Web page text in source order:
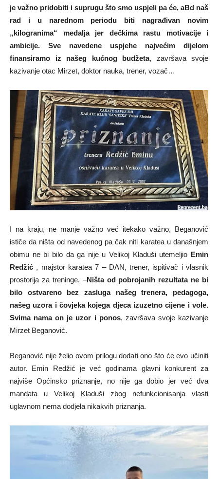
je važno pridobiti i suprugu što smo uspjeli pa će, aBd naš
rad i u narednom periodu biti nagrađivan novim
„kilogranima“ medalja jer dečkima rastu motivacije i
ambicije. Sve navedene uspjehe najvećim dijelom
finansiramo iz našeg kućnog budžeta, završava svoje
kazivanje otac Mirzet, doktor nauka, trener, vozač…
I na kraju, ne manje važno već itekako važno, Beganović
ističe da ništa od navedenog pa čak niti karatea u današnjem
obimu ne bi bilo da ga nije u Velikoj Kladuši utemeljio Emin
Redžić , majstor karatea 7 – DAN, trener, ispitivač i vlasnik
prostorija za treninge. –Ništa od pobrojanih rezultata ne bi
bilo ostvareno bez zasluga našeg trenera, pedagoga,
našeg uzora i čovjeka kojega djeca izuzetno cijene i vole.
Svima nama on je uzor i ponos, završava svoje kazivanje
Mirzet Beganović.
Beganović nije želio ovom prilogu dodati ono što će evo učiniti
autor. Emin Redžić je već godinama glavni konkurent za
najviše Općinsko priznanje, no nije ga dobio jer već dva
mandata u Velikoj Kladuši zbog nefunkcionisanja vlasti
uglavnom nema dodjela nikakvih priznanja.